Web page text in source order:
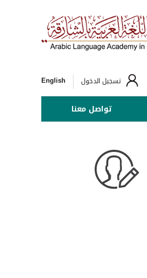
تسجيل الدخول English
تواصل معنا